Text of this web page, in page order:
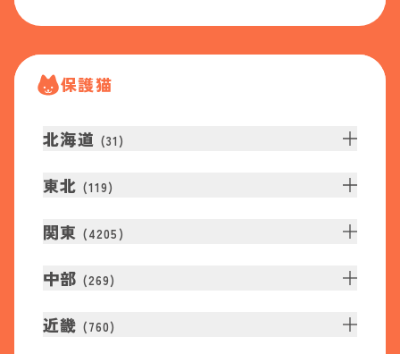
保護猫
北海道 (31 )
東北 (119)
関東 (4205 )
中部 (269)
近畿 (760)